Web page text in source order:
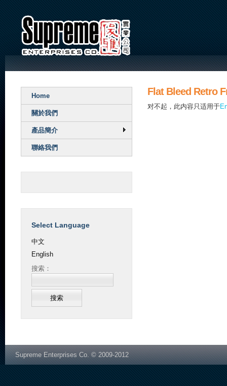
Home
關於我們
產品簡介
聯絡我們
Select Language
中文
English
搜索：
Flat Bleed Retro
对不起，此内容只适用于
Supreme Enterprises Co. © 2009-2012